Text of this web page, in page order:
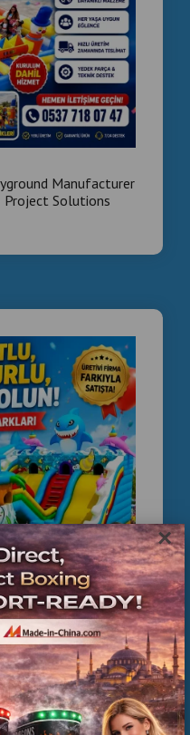
×
Park, Şişme Tema
Parkuru , Inflatable
Park, Inflatable
Inflatable Obstacle
Manufacturer
Solutions
Supplier